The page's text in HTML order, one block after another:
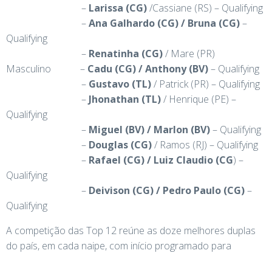
– Larissa (CG)/Cassiane (RS) – Qualifying
–Ana Galhardo (CG) / Bruna (CG)–
Qualifying
– Renatinha (CG)/ Mare (PR)
Masculino – Cadu (CG) / Anthony (BV)– Qualifying
– Gustavo (TL)/ Patrick (PR) – Qualifying
– Jhonathan (TL)/ Henrique (PE) –
Qualifying
– Miguel (BV) / Marlon (BV)– Qualifying
– Douglas (CG)/ Ramos (RJ) – Qualifying
– Rafael (CG) / Luiz Claudio (CG) –
Qualifying
– Deivison (CG) / Pedro Paulo (CG)–
Qualifying
A competição das Top 12 reúne as doze melhores duplas
do país, em cada naipe, com início programado para